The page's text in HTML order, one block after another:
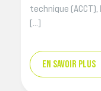
technique
[…]
EN SAVOIR PLUS